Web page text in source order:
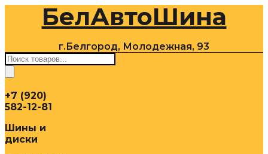
содержимомуБелАвтоШина
г.Белгород, Молодежная, 93
Поиск
товаров
+7 (920)
582-12-81
Шины и
диски